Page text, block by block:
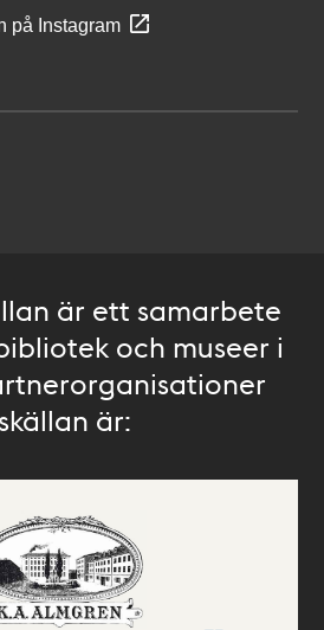
på Instagram
är ett samarbete
och museer i
är: